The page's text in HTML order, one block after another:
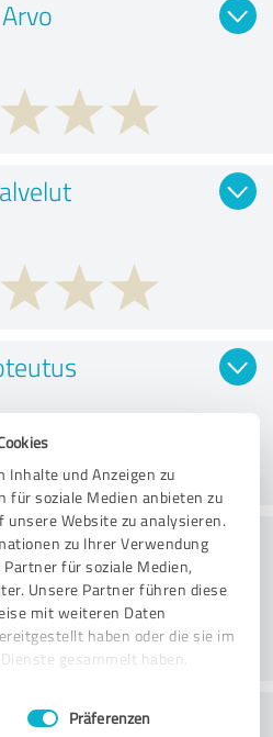
Inhalte und Anzeigen zu
für soziale Medien anbieten zu
Website zu analysieren.
zu Ihrer Verwendung
für soziale Medien,
Unsere Partner führen diese
mit weiteren Daten
haben oder die sie im
gesammelt haben.
Präferenzen
Arvo